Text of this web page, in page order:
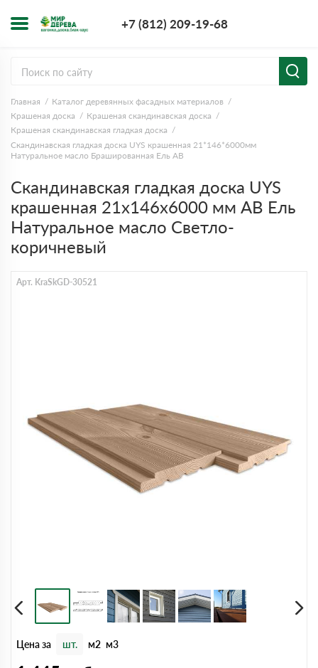
+7 (812) 209-19-68
Главная
Каталог деревянных фасадных материалов
Крашеная доска
Крашеная скандинавская доска
Крашеная скандинавская гладкая доска
Скандинавская гладкая доска UYS крашенная 21*146*6000мм
Натуральное масло Брашированная Ель АВ
Скандинавская гладкая доска UYS
крашенная 21x146x6000 мм АВ Ель
Натуральное масло Светло-
коричневый
Арт. KraSkGD-30521
Цена за шт. м2 м3